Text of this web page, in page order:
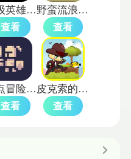
超级英雄蜘蛛女孩手机版
查看
野蛮流浪汉手机版
查看
一点冒险中文版
查看
皮克索的幻想冒险
查看